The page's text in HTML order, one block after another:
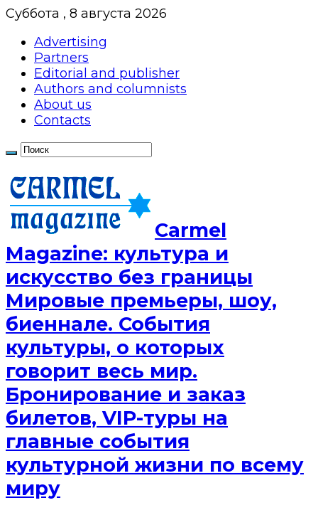
Суббота , 8 августа 2026
Advertising
Partners
Editorial and publisher
Authors and columnists
About us
Contacts
Сarmel
Magazine: культура и
искусство без границы
Мировые премьеры, шоу,
биеннале. События
культуры, о которых
говорит весь мир.
Бронирование и заказ
билетов, VIP-туры на
главные события
культурной жизни по всему
миру